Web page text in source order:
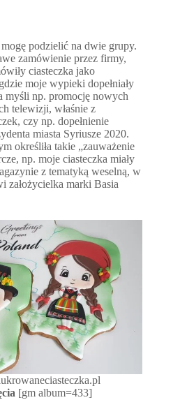
podzielić na dwie grupy.
zamówienie przez firmy,
ciasteczka jako
moje wypieki dopełniały
myśli np. promocję nowych
telewizji, właśnie z
czy np. dopełnienie
miasta Syriusze 2020.
określiła takie „zauważenie
np. moje ciasteczka miały
z tematyką weselną, w
założycielka marki Basia
[gm album=433]